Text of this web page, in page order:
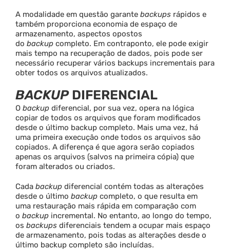
A modalidade em questão garante backups rápidos e
também proporciona economia de espaço de
armazenamento, aspectos opostos
do backup completo. Em contraponto, ele pode exigir
mais tempo na recuperação de dados, pois pode ser
necessário recuperar vários backups incrementais para
obter todos os arquivos atualizados.
BACKUPDIFERENCIAL
O backup diferencial, por sua vez, opera na lógica
copiar de todos os arquivos que foram modificados
desde o último backup completo. Mais uma vez, há
uma primeira execução onde todos os arquivos são
copiados. A diferença é que agora serão copiados
apenas os arquivos (salvos na primeira cópia) que
foram alterados ou criados.
Cada backup diferencial contém todas as alterações
desde o último backup completo, o que resulta em
uma restauração mais rápida em comparação com
o backup incremental. No entanto, ao longo do tempo,
os backups diferenciais tendem a ocupar mais espaço
de armazenamento, pois todas as alterações desde o
último backup completo são incluídas.